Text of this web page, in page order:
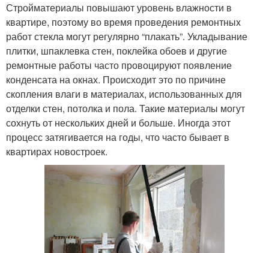
Стройматериалы повышают уровень влажности в
квартире, поэтому во время проведения ремонтных
работ стекла могут регулярно “плакать”. Укладывание
плитки, шпаклевка стен, поклейка обоев и другие
ремонтные работы часто провоцируют появление
конденсата на окнах. Происходит это по причине
скопления влаги в материалах, использованных для
отделки стен, потолка и пола. Такие материалы могут
сохнуть от нескольких дней и больше. Иногда этот
процесс затягивается на годы, что часто бывает в
квартирах новостроек.